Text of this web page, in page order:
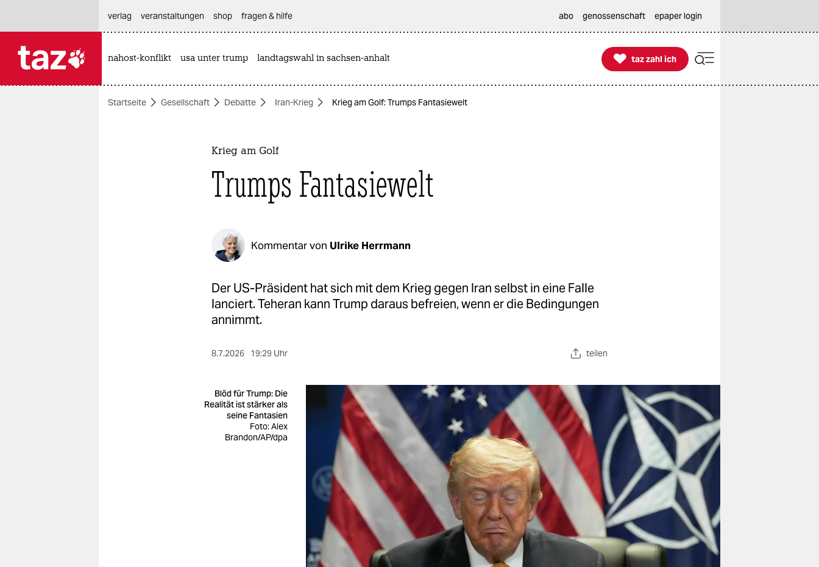
themen
verlag
veranstaltungen shop fragen & hilfe abo genossenschaft epaper login
nahost-konflikt usa unter trump landtagswahl in sachsen-anhalt 
taz zahl ich
taz zahl ich
Startseite Gesellschaft Debatte Iran-Krieg Krieg am Golf: Trumps Fantasiewelt
Krieg am Golf
Trumps Fantasiewelt
Kommentar von Ulrike Herrmann
Der US-Präsident hat sich mit dem Krieg gegen Iran selbst in eine Falle
lanciert. Teheran kann Trump daraus befreien, wenn er die Bedingungen
annimmt.
8.7.2026 19:29 Uhr teilen
Blöd für Trump: Die
Realität ist stärker als
seine Fantasien
Foto: Alex
Brandon/AP/dpa